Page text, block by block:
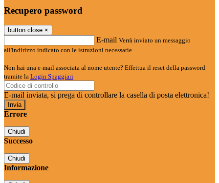
Recupero password
button close ×
E-mail Verrà inviato un messaggio
all'indirizzo indicato con le istruzioni necessarie.
Non hai una e-mail associata al nome utente? Effettua il reset della password
tramite la Login Spaggiari
E-mail inviata, si prega di controllare la casella di posta elettronica!
Errore
Chiudi
Successo
Chiudi
Informazione